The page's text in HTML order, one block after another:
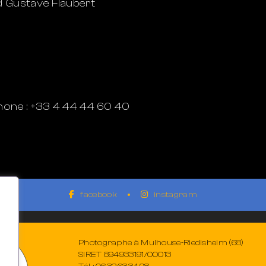
Gustave Flaubert
: +33 4 44 44 60 40
facebook instagram
Photographe à Mulhouse-Riedisheim (68)
SIRET 894933191/00013